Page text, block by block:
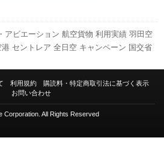
アビエーション 航空貨物 利用実績 羽田空
港 セントレア 全日空 キャンペーン 国交省
ホールディングス 人事 787 日本航空 客室
利用規約
購読料・特定商取引法に基づく表示
お問い合わせ
All Rights Reserved